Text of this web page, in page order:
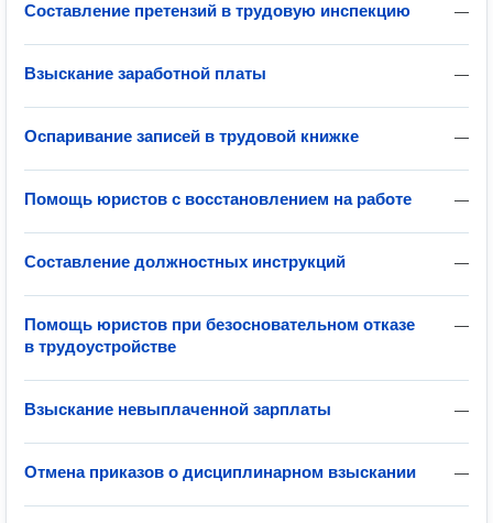
—
Составление претензий в трудовую инспекцию
—
Взыскание заработной платы
—
Оспаривание записей в трудовой книжке
—
Помощь юристов с восстановлением на работе
—
Составление должностных инструкций
—
Помощь юристов при безосновательном отказе
в трудоустройстве
—
Взыскание невыплаченной зарплаты
—
Отмена приказов о дисциплинарном взыскании